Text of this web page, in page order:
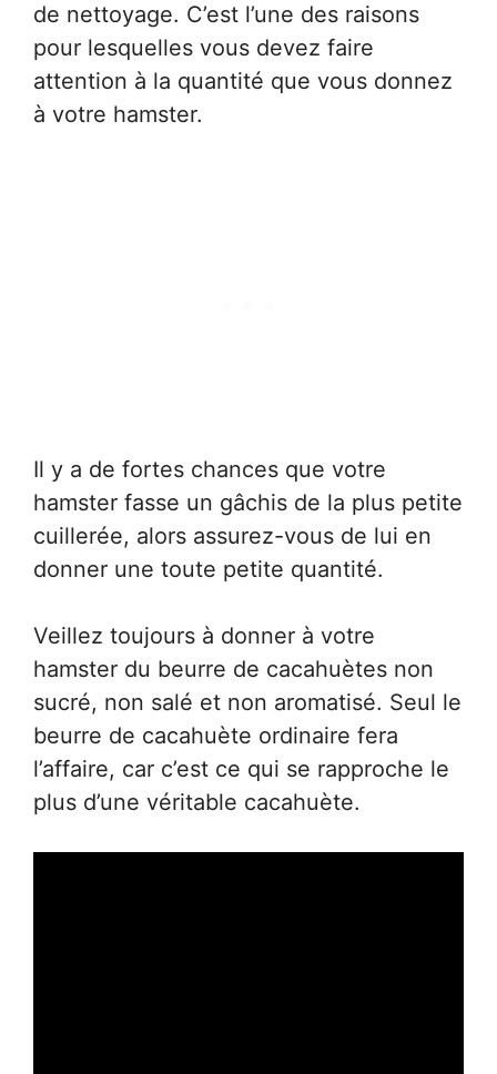
de nettoyage. C’est l’une des raisons
pour lesquelles vous devez faire
attention à la quantité que vous donnez
à votre hamster.
Il y a de fortes chances que votre
hamster fasse un gâchis de la plus petite
cuillerée, alors assurez-vous de lui en
donner une toute petite quantité.
Veillez toujours à donner à votre
hamster du beurre de cacahuètes non
sucré, non salé et non aromatisé. Seul le
beurre de cacahuète ordinaire fera
l’affaire, car c’est ce qui se rapproche le
plus d’une véritable cacahuète.